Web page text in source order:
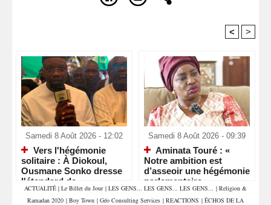
< >
Samedi 8 Août 2026 - 12:02
Vers l'hégémonie
solitaire : À Diokoul,
Ousmane Sonko dresse
l'étendard de
l'indépendance politique
Samedi 8 Août 2026 - 09:39
Aminata Touré : «
Notre ambition est
d’asseoir une hégémonie
parlementaire »
ACTUALITÉ | Le Billet du Jour | LES GENS... LES GENS... LES GENS... | Religion &
Ramadan 2020 | Boy Town | Géo Consulting Services | REACTIONS | ÉCHOS DE LA